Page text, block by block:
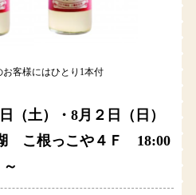
お客様にはひとり1本付
（土）・8月２日（日）
湖 こ根っこや４Ｆ 18:00
～